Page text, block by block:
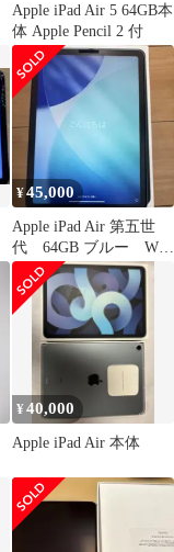
Apple iPad Air 5 64GB本
体 Apple Pencil 2 付
¥45,000
Apple iPad Air 第五世
代 64GB ブルー Wi-
Fiモデル
¥40,000
Apple iPad Air 本体